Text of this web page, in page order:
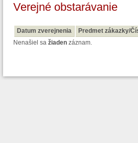
Verejné obstarávanie
Datum zverejnenia Predmet zákazky/
Nenašiel sa žiaden záznam.